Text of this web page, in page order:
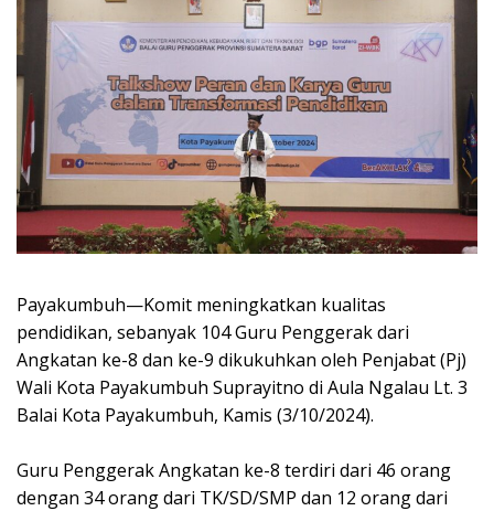
Payakumbuh—Komit meningkatkan kualitas
pendidikan, sebanyak 104 Guru Penggerak dari
Angkatan ke-8 dan ke-9 dikukuhkan oleh Penjabat (Pj)
Wali Kota Payakumbuh Suprayitno di Aula Ngalau Lt. 3
Balai Kota Payakumbuh, Kamis (3/10/2024).
Guru Penggerak Angkatan ke-8 terdiri dari 46 orang
dengan 34 orang dari TK/SD/SMP dan 12 orang dari